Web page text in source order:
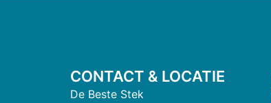
CONTACT & LOCATIE
De Beste Stek